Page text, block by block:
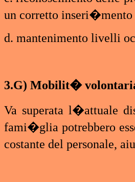
un corretto inseri�mento
d. mantenimento livelli
3.G) Mobilit�
Va superata l�attuale
fami�glia potrebbero
costante del personale,